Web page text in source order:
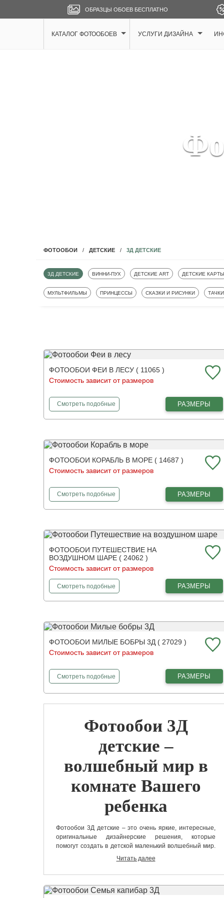
ОБРАЗЦЫ ОБОЕВ БЕСПЛАТНО
КАТАЛОГ ФОТООБОЕВ УСЛУГИ ДИЗАЙНА
ФОТООБОИ ДЕТСКИЕ 3Д ДЕТСКИЕ
ФОТООБОИ
3Д ДЕТСКИЕ ФОТООБОИ
ВИННИ-ПУХ ФОТООБОИ
ДЕТСКИЕ ART ФОТООБОИ
ДЕТСКИЕ КАРТЫ
ФОТООБОИ
МУЛЬТФИЛЬМЫ ФОТООБОИ
ПРИНЦЕССЫ ФОТООБОИ
СКАЗКИ И РИСУНКИ ТАЧКИ
ФОТООБОИ ФЕИ В ЛЕСУ ( 11065 )
Стоимость зависит от размеров
Смотретьфотообои
подобные РАЗМЕРЫ
ФОТООБОИ КОРАБЛЬ В МОРЕ ( 14687 )
Стоимость зависит от размеров
Смотретьфотообои
подобные РАЗМЕРЫ
ФОТООБОИ ПУТЕШЕСТВИЕ НА
ВОЗДУШНОМ ШАРЕ ( 24062 )
Стоимость зависит от размеров
Смотретьфотообои
подобные Путешествие на воздушном шаре
РАЗМЕРЫ
ФОТООБОИ МИЛЫЕ БОБРЫ 3Д ( 27029 )
Стоимость зависит от размеров
Смотретьфотообои
подобные РАЗМЕРЫ
Фотообои 3Д
детские –
волшебный мир в
комнате Вашего
ребенка
Фотообои 3Д детские – это очень яркие, интересные,
оригинальные дизайнерские решения, которые
помогут создать в детской маленький волшебный мир.
Используя такие изображения, можно создать
нашим миром совсем нет граней, достаточно лишь
Читать далее